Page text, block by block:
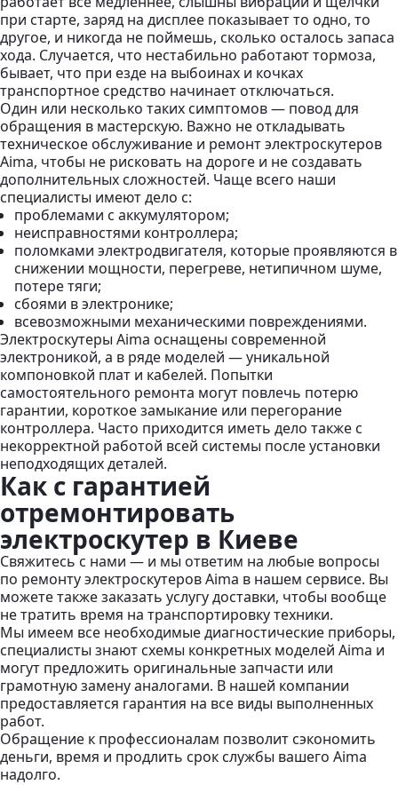
при старте, заряд на дисплее показывает то одно, то
другое, и никогда не поймешь, сколько осталось запаса
хода. Случается, что нестабильно работают тормоза,
бывает, что при езде на выбоинах и кочках
транспортное средство начинает отключаться.
Один или несколько таких симптомов — повод для
обращения в мастерскую. Важно не откладывать
техническое обслуживание и ремонт электроскутеров
Aima, чтобы не рисковать на дороге и не создавать
дополнительных сложностей. Чаще всего наши
специалисты имеют дело с:
проблемами с аккумулятором;
неисправностями контроллера;
поломками электродвигателя, которые проявляются в
снижении мощности, перегреве, нетипичном шуме,
потере тяги;
сбоями в электронике;
всевозможными механическими повреждениями.
Электроскутеры Aima оснащены современной
электроникой, а в ряде моделей — уникальной
компоновкой плат и кабелей. Попытки
самостоятельного ремонта могут повлечь потерю
гарантии, короткое замыкание или перегорание
контроллера. Часто приходится иметь дело также с
некорректной работой всей системы после установки
неподходящих деталей.
Как с гарантией
отремонтировать
электроскутер в Киеве
Свяжитесь с нами — и мы ответим на любые вопросы
по ремонту электроскутеров Aima в нашем сервисе. Вы
можете также заказать услугу доставки, чтобы вообще
не тратить время на транспортировку техники.
Мы имеем все необходимые диагностические приборы,
специалисты знают схемы конкретных моделей Aima и
могут предложить оригинальные запчасти или
грамотную замену аналогами. В нашей компании
предоставляется гарантия на все виды выполненных
работ.
Обращение к профессионалам позволит сэкономить
деньги, время и продлить срок службы вашего Aima
надолго.